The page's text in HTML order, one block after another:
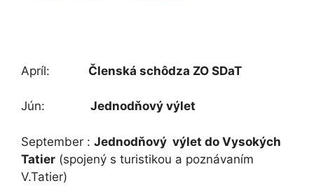
Apríl: Členská schôdza ZO SDaT
Jún: Jednodňový výlet
September : Jednodňový výlet do Vysokých
Tatier (spojený s turistikou a poznávaním
V.Tatier)